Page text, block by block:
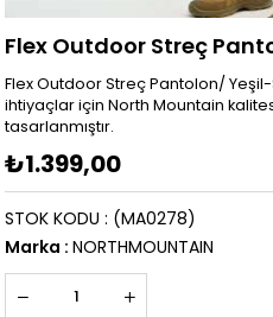
Flex Outdoor Streç
Flex Outdoor Streç Pantolon/
ihtiyaçlar için North Mountain
tasarlanmıştır.
₺1.399,00
(MA0278)
STOK KODU
Marka : NORTHMOUNTAIN